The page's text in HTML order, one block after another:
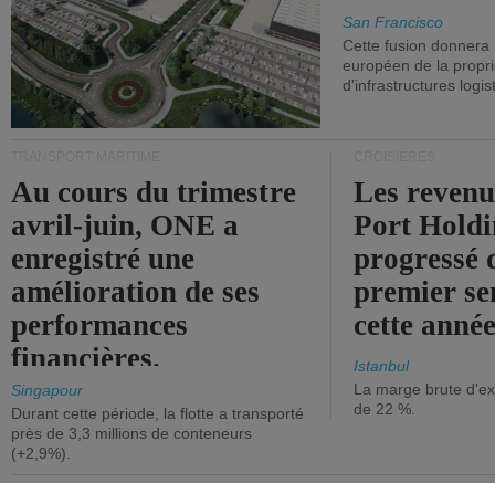
San Francisco
Cette fusion
européen de la
d'infrastructures
Au cours du trimestre
avril-juin, ONE a
enregistré une
amélioration de ses
performances
financières.
Singapour
Durant cette période, la flotte a transporté
près de 3,3 millions de conteneurs
(+2,9%).
Les
Port
progressé
premier
cette
Istanbul
La marge brute
de 22 %.